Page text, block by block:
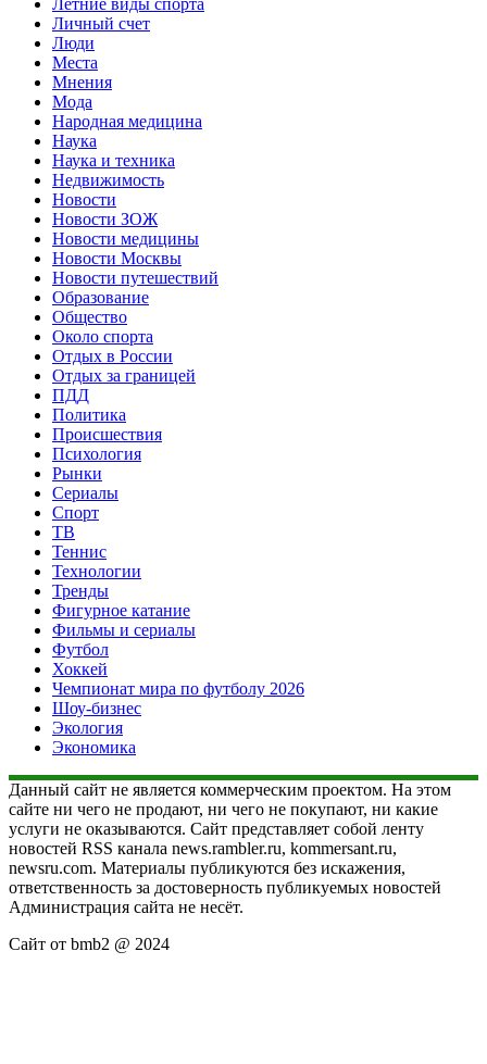
Личный счет
Люди
Места
Мнения
Мода
Народная медицина
Наука
Наука и техника
Недвижимость
Новости
Новости ЗОЖ
Новости медицины
Новости Москвы
Новости путешествий
Образование
Общество
Около спорта
Отдых в России
Отдых за границей
ПДД
Политика
Происшествия
Психология
Рынки
Сериалы
Спорт
ТВ
Теннис
Технологии
Тренды
Фигурное катание
Фильмы и сериалы
Футбол
Хоккей
Чемпионат мира по футболу 2026
Шоу-бизнес
Экология
Экономика
Данный сайт не является коммерческим проектом. На этом
сайте ни чего не продают, ни чего не покупают, ни какие
услуги не оказываются. Сайт представляет собой ленту
новостей RSS канала news.rambler.ru, kommersant.ru,
newsru.com. Материалы публикуются без искажения,
ответственность за достоверность публикуемых новостей
Администрация сайта не несёт.
Сайт от bmb2 @ 2024